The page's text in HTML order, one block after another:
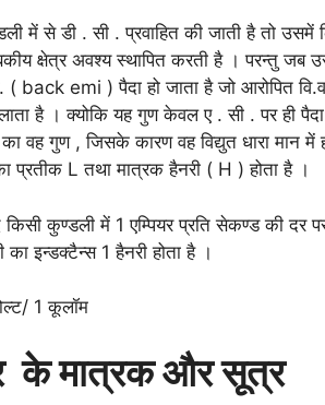
में से डी . सी . प्रवाहित की जाती है तो उसमें
क्षेत्र अवश्य स्थापित करती है । परन्तु जब
( back emi ) पैदा हो जाता है जो आरोपित
है । क्योकि यह गुण केवल ए . सी . पर ही
वह गुण , जिसके कारण वह विद्युत धारा मान में
प्रतीक L तथा मात्रक हैनरी ( H ) होता है ।
कुण्डली में 1 एम्पियर प्रति सेकण्ड की दर पर
इन्डक्टैन्स 1 हैनरी होता है ।
1 कूलॉम
के मात्रक और सूत्र